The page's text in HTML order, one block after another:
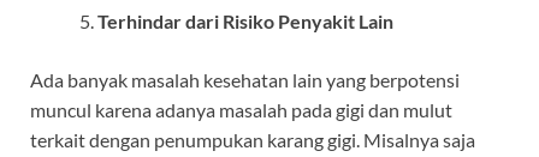
Terhindar dari Risiko Penyakit Lain
Ada banyak masalah kesehatan lain yang berpotensi
muncul karena adanya masalah pada gigi dan mulut
terkait dengan penumpukan karang gigi. Misalnya saja